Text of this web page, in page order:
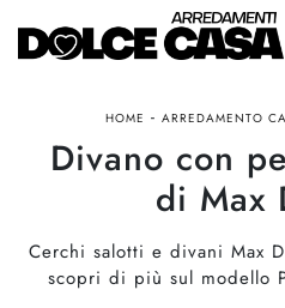
HOME - ARREDAMENTO
Divano con
di Max
Cerchi salotti e divani Max
scopri di più sul modello